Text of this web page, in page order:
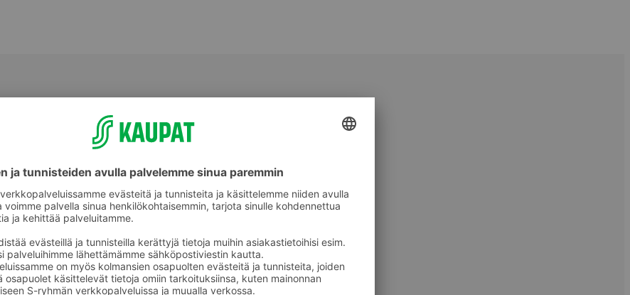
Turkinhoitoaineet